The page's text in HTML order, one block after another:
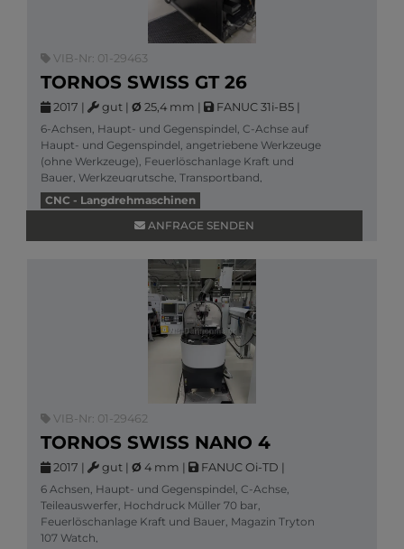
VIB-Nr: 01-29463
TORNOS SWISS GT 26
2017 | gut | Ø 25,4 mm | FANUC 31i-B5 |
6-Achsen, Haupt- und Gegenspindel, C-Achse auf
Haupt- und Gegenspindel, angetriebene Werkzeuge
(ohne Werkzeuge), Feuerlöschanlage Kraft und
Bauer, Werkzeugrutsche, Transportband,
Hochdruck, Abstechst
Mehr Informationen
CNC - Langdrehmaschinen
ANFRAGE SENDEN
VIB-Nr: 01-29462
TORNOS SWISS NANO 4
2017 | gut | Ø 4 mm | FANUC Oi-TD |
6 Achsen, Haupt- und Gegenspindel, C-Achse,
Teileauswerfer, Hochdruck Müller 70 bar,
Feuerlöschanlage Kraft und Bauer, Magazin Tryton
107 Watch,